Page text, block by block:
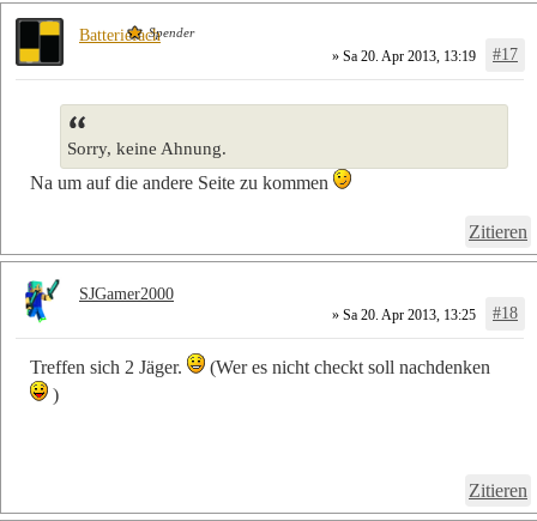
» Sa 20. Apr 2013, 13:19 #17
Sorry, keine Ahnung.
Na um auf die andere Seite zu kommen
Zitieren
BatteriefachSpender
» Sa 20. Apr 2013, 13:25 #18
Treffen sich 2 Jäger.
(Wer es nicht checkt soll nachdenken
)
Zitieren
SJGamer2000